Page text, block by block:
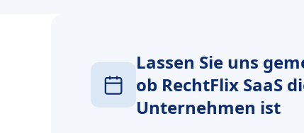
Lassen Sie uns
ob RechtFlix SaaS
Unternehmen ist